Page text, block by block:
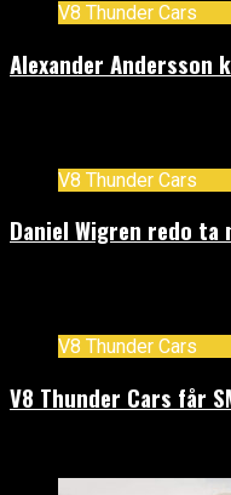
V8 Thunder Cars
Alexander Andersson
V8 Thunder Cars
Daniel Wigren redo ta
V8 Thunder Cars
V8 Thunder Cars får